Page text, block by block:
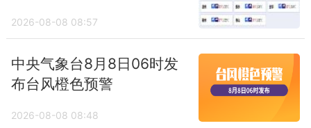
2026-08-08 08:57
中央气象台8月8日06时发
布台风橙色预警
2026-08-08 08:48